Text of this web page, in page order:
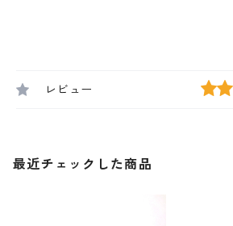
レビュー
最近チェックした商品